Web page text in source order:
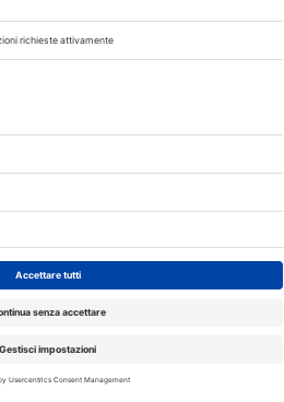
| P.iva 08056040960
Viale Enrico Forlanini 21 -
Milano n° 5578/2022 del